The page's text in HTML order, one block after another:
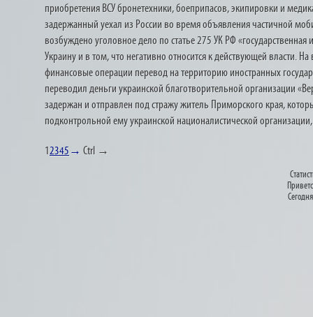
приобретения ВСУ бронетехники, боеприпасов, экипировки и
задержанный уехал из России во время объявления частичной
возбуждено уголовное дело по статье 275 УК РФ
Украину и в том, что негативно относится к действующей власти.
финансовые операции перевод на территорию иностранных
переводил деньги украинской благотворительной организации
задержан и отправлен под стражу житель Приморского края,
подконтрольной ему украинской националистической
12345 → Ctrl →